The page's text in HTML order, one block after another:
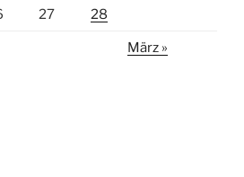
27 28
März »